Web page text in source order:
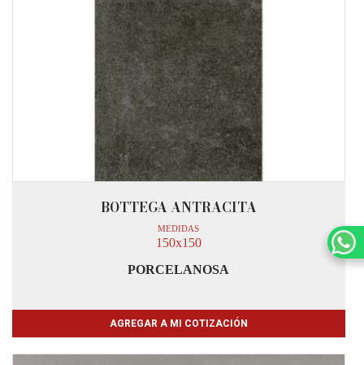
BOTTEGA ANTRACITA
MEDIDAS
150x150
PORCELANOSA
AGREGAR A MI COTIZACIÓN